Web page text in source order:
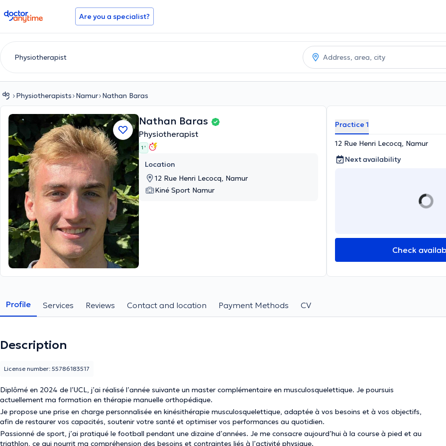
doctoranytime Are you a specialist?
Physiotherapists Namur Nathan Baras
Nathan Baras
Physiotherapist
1 '
Location
12 Rue Henri Lecocq, Namur
Kiné Sport Namur
Practice 1
12 Rue Henri Lecocq, Namur
Next availability
Check
Profile Services Reviews Contact and location Payment Methods CV
Description
Diplômé en 2024 de l’UCL, j’ai réalisé l’année suivante un master complémentaire en musculosquelettique. Je poursuis
actuellement ma formation en thérapie manuelle orthopédique.
Je propose une prise en charge personnalisée en kinésithérapie musculosquelettique, adaptée à vos besoins et à vos objectifs,
afin de restaurer vos capacités, soutenir votre santé et optimiser vos performances au quotidien.
Passionné de sport, j’ai pratiqué le football pendant une dizaine d’années. Je me consacre aujourd’hui à la course à pied et au
triathlon, ce qui nourrit ma compréhension des besoins et contraintes liés à l’activité physique.
License number: 55786183517